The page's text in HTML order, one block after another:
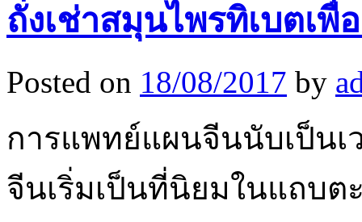
ถั่งเช่าสมุนไพรทิเบตเ
Posted on 18/08/2017 by
การแพทย์แผนจีนนับเป็นเ
จีนเริ่มเป็นที่นิยมในแถบ